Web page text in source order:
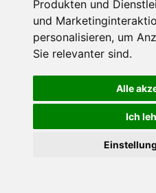
Produkten und
und
personalisieren, um
Sie relevanter sind.
Alle
Ich